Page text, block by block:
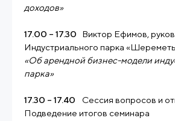
доходов»
17.00 – 17.30
Виктор Ефимов,
Индустриального парка
«Об арендной бизнес-модели
парка»
17.30 – 17.40
Сессия вопросов и
Подведение итогов семинара